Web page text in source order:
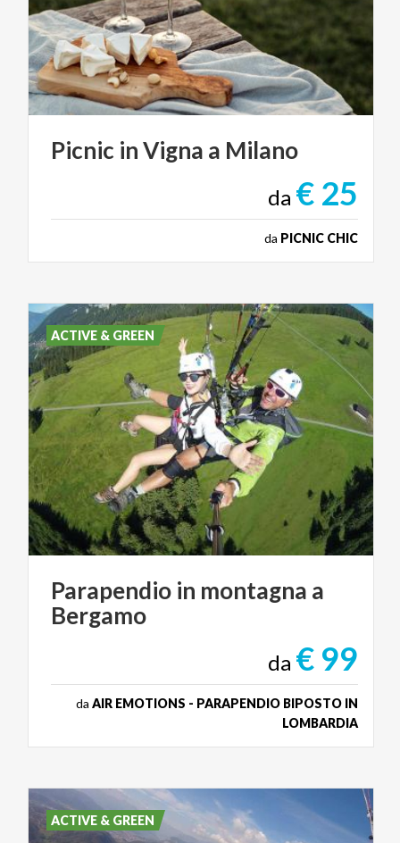
Picnic inVigna a Milano
da € 25
da PICNIC CHIC
Parapendio in montagna a
Bergamo
da € 99
da AIR EMOTIONS - PARAPENDIO BIPOSTO IN
LOMBARDIA
ACTIVE & GREEN
ACTIVE & GREEN